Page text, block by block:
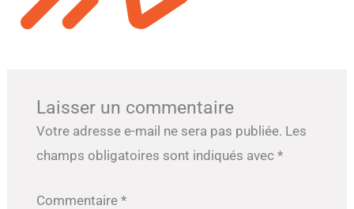
Laisser un commentaire
Votre adresse e-mail ne sera pas publiée. Les
champs obligatoires sont indiqués avec *
Commentaire *